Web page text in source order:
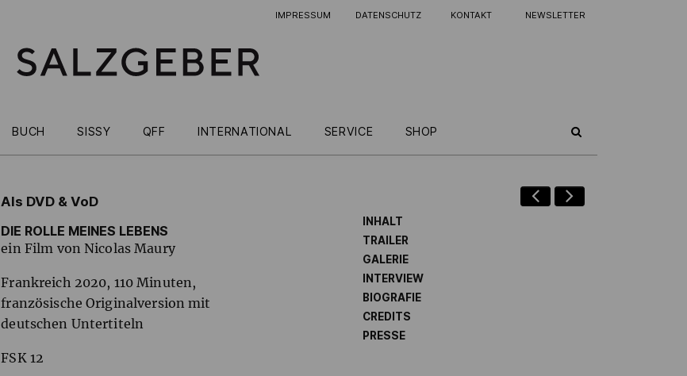
IMPRESSUM DATENSCHUTZ KONTAKT NEWSLETTER
BUCH SISSY QFF INTERNATIONAL SERVICE SHOP
Als DVD & VoD
DIE ROLLE MEINES LEBENS
ein Film von Nicolas Maury
Frankreich 2020, 110 Minuten,
französische Originalversion mit
deutschen Untertiteln
FSK12
INHALT
TRAILER
GALERIE
INTERVIEW
BIOGRAFIE
CREDITS
PRESSE